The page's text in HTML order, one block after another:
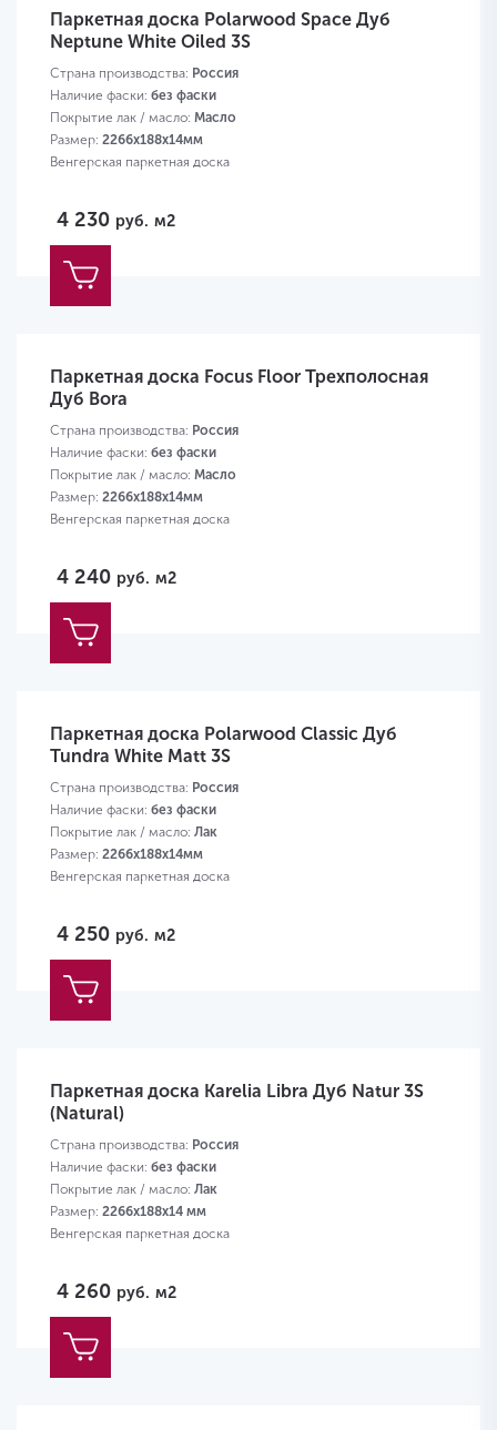
Паркетная доска Polarwood Space Дуб
Neptune White Oiled 3S
Страна производства: Россия
Наличие фаски: без фаски
Покрытие лак / масло: Масло
Размер: 2266х188х14мм
Венгерская паркетная доска
4 230 руб. м2
Паркетная доска Focus Floor Трехполосная
Дуб Bora
Страна производства: Россия
Наличие фаски: без фаски
Покрытие лак / масло: Масло
Размер: 2266х188х14мм
Венгерская паркетная доска
4 240 руб. м2
Паркетная доска Polarwood Classic Дуб
Tundra White Matt 3S
Страна производства: Россия
Наличие фаски: без фаски
Покрытие лак / масло: Лак
Размер: 2266х188х14мм
Венгерская паркетная доска
4 250 руб. м2
Паркетная доска Karelia Libra Дуб Natur 3S
(Natural)
Страна производства: Россия
Наличие фаски: без фаски
Покрытие лак / масло: Лак
Размер: 2266х188х14 мм
Венгерская паркетная доска
4 260 руб. м2